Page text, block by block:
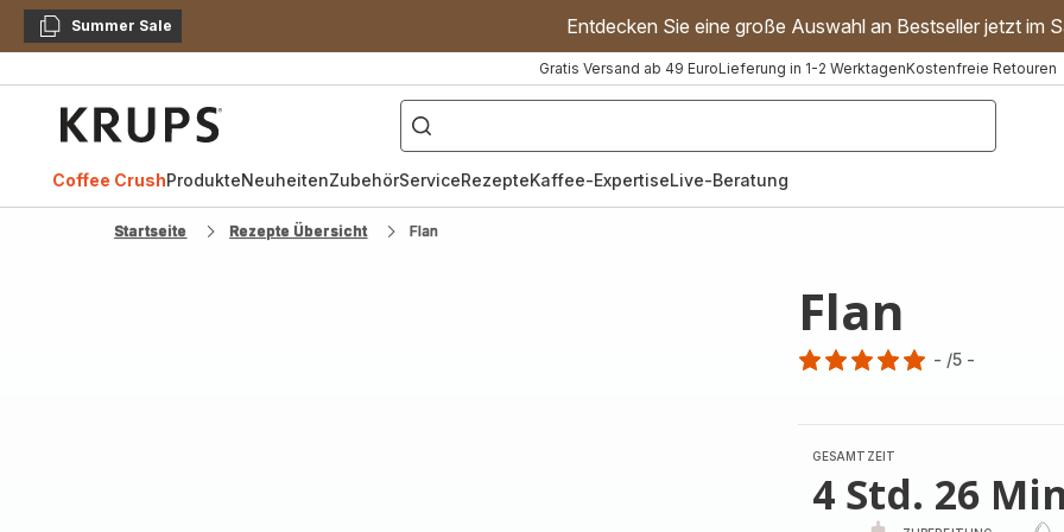
KopierenSummer Sale Entdecken Sie eine große Auswahl an Bestseller jetzt im
Gratis Versand ab 49 EuroLieferung in 1-2 WerktagenKostenfreie Retouren
["Kaffeevollautomat","Handmixer","Waffeleisen"]
Coffee CrushProdukteNeuheitenZubehörServiceRezepteKaffee-ExpertiseLive-Beratung
Startseite Rezepte Übersicht Flan
Flan
5
Sternen
(Durchschnitt)
- /5 -
GESAMTZEIT
4 Std. 26